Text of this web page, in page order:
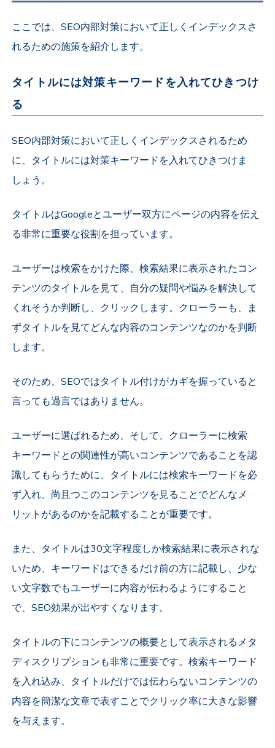
ここでは、SEO内部対策において正しくインデックスさ
れるための施策を紹介します。
タイトルには対策キーワードを入れてひきつけ
る
SEO内部対策において正しくインデックスされるため
に、タイトルには対策キーワードを入れてひきつけま
しょう。
タイトルはGoogleとユーザー双方にページの内容を伝え
る非常に重要な役割を担っています。
ユーザーは検索をかけた際、検索結果に表示されたコン
テンツのタイトルを見て、自分の疑問や悩みを解決して
くれそうか判断し、クリックします。クローラーも、ま
ずタイトルを見てどんな内容のコンテンツなのかを判断
します。
そのため、SEOではタイトル付けがカギを握っていると
言っても過言ではありません。
ユーザーに選ばれるため、そして、クローラーに検索
キーワードとの関連性が高いコンテンツであることを認
識してもらうために、タイトルには検索キーワードを必
ず入れ、尚且つこのコンテンツを見ることでどんなメ
リットがあるのかを記載することが重要です。
また、タイトルは30文字程度しか検索結果に表示されな
いため、キーワードはできるだけ前の方に記載し、少な
い文字数でもユーザーに内容が伝わるようにすること
で、SEO効果が出やすくなります。
タイトルの下にコンテンツの概要として表示されるメタ
ディスクリプションも非常に重要です。検索キーワード
を入れ込み、タイトルだけでは伝わらないコンテンツの
内容を簡潔な文章で表すことでクリック率に大きな影響
を与えます。